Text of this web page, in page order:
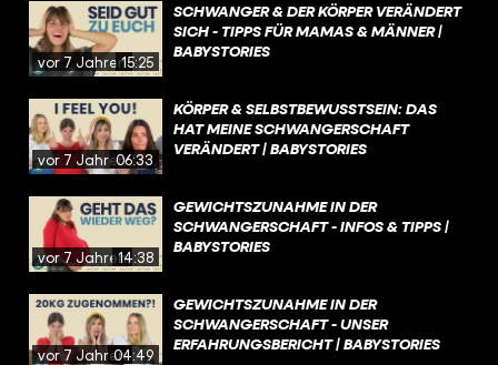
vor 7 Jahren15:25
SCHWANGER & DER KÖRPER VERÄNDERT
SICH - TIPPS FÜR MAMAS & MÄNNER |
BABYSTORIES
vor 7 Jahren06:33
KÖRPER & SELBSTBEWUSSTSEIN: DAS
HAT MEINE SCHWANGERSCHAFT
VERÄNDERT | BABYSTORIES
vor 7 Jahren14:38
GEWICHTSZUNAHME IN DER
SCHWANGERSCHAFT - INFOS & TIPPS |
BABYSTORIES
vor 7 Jahren04:49
GEWICHTSZUNAHME IN DER
SCHWANGERSCHAFT - UNSER
ERFAHRUNGSBERICHT | BABYSTORIES